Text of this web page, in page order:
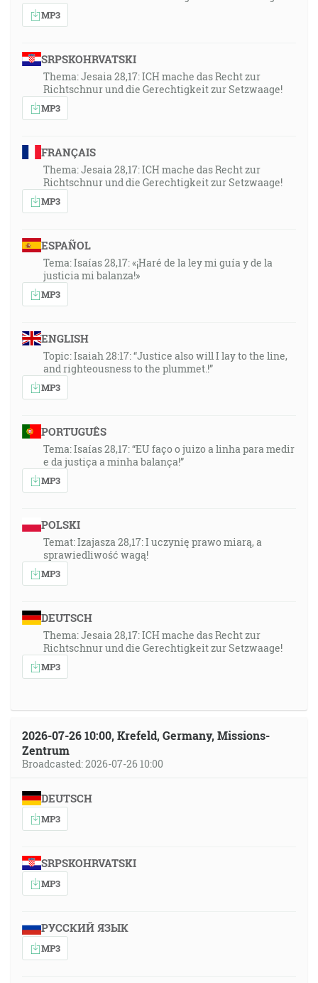
MP3
SRPSKOHRVATSKI
Thema: Jesaia 28,17: ICH mache das Recht zur
Richtschnur und die Gerechtigkeit zur Setzwaage!
MP3
FRANÇAIS
Thema: Jesaia 28,17: ICH mache das Recht zur
Richtschnur und die Gerechtigkeit zur Setzwaage!
MP3
ESPAÑOL
Tema: Isaías 28,17: «¡Haré de la ley mi guía y de la
justicia mi balanza!»
MP3
ENGLISH
Topic: Isaiah 28:17: “Justice also will I lay to the line,
and righteousness to the plummet.!”
MP3
PORTUGUÊS
Tema: Isaías 28,17: “EU faço o juizo a linha para medir
e da justiça a minha balança!”
MP3
POLSKI
Temat: Izajasza 28,17: I uczynię prawo miarą, a
sprawiedliwość wagą!
MP3
DEUTSCH
Thema: Jesaia 28,17: ICH mache das Recht zur
Richtschnur und die Gerechtigkeit zur Setzwaage!
MP3
2026-07-26 10:00, Krefeld, Germany, Missions-
Zentrum
Broadcasted: 2026-07-26 10:00
DEUTSCH
MP3
SRPSKOHRVATSKI
MP3
РУССКИЙ ЯЗЫК
MP3